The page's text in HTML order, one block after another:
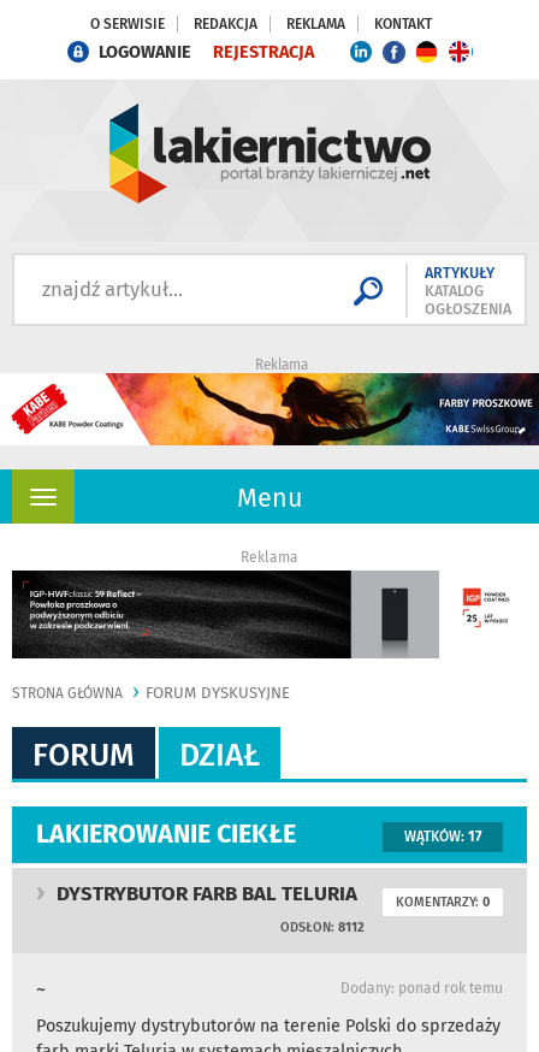
O SERWISIE REDAKCJA REKLAMA KONTAKT
LOGOWANIE REJESTRACJA
ARTYKUŁY
KATALOG
OGŁOSZENIA
Reklama
Menu
Rozwiń
Reklama
STRONA GŁÓWNA FORUM DYSKUSYJNE
FORUM DZIAŁ
LAKIEROWANIE CIEKŁE WĄTKÓW: 17
DYSTRYBUTOR FARB BAL TELURIA KOMENTARZY: 0
ODSŁON: 8112
~ Dodany: ponad rok temu
Poszukujemy dystrybutorów na terenie Polski do sprzedaży